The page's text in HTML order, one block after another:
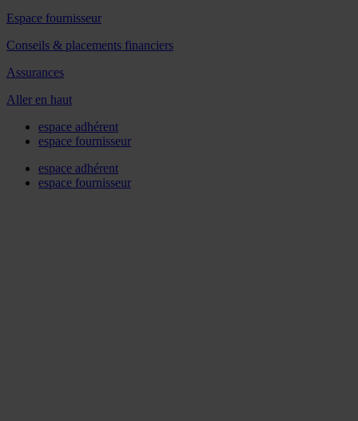
Espace fournisseur
Conseils & placements financiers
Assurances
Aller en haut
espace adhérent
espace fournisseur
espace adhérent
espace fournisseur